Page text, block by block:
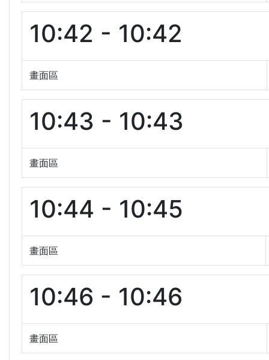
10:42 - 10:42
畫面區
10:43 - 10:43
畫面區
10:44 - 10:45
畫面區
10:46 - 10:46
畫面區